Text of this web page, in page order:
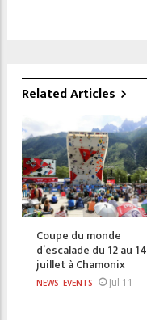
Related Articles
Coupe du monde
d’escalade du 12 au 14
juillet à Chamonix
NEWS EVENTS Jul 11